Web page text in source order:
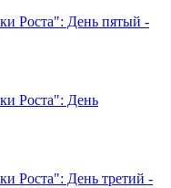
Роста": День пятый -
Роста": День
Роста": День третий -